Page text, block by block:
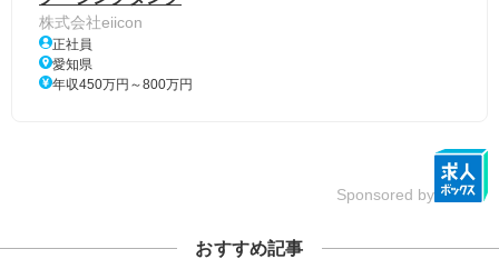
株式会社eiicon
正社員
愛知県
年収450万円～800万円
Sponsored by
おすすめ記事